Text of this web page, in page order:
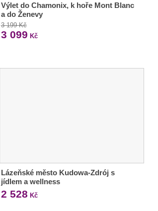
Výlet do Chamonix, k hoře Mont Blanc
a do Ženevy
3 199 Kč
3 099 Kč
Lázeňské město Kudowa-Zdrój s
jídlem a wellness
2 528 Kč